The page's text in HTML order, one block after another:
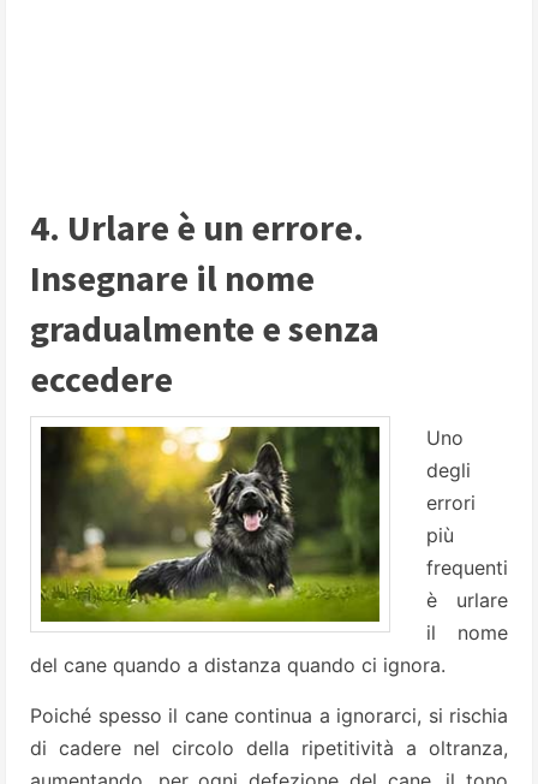
4. Urlare è un errore.
Insegnare il nome
gradualmente e senza
eccedere
Uno
degli
errori
più
frequen­ti
è urlare
il nome
del ca­ne quando a distanza quan­do ci ignora.
Poiché spesso il cane continua a ignorarci, si rischia
di cadere nel circolo della ripetitività a oltranza,